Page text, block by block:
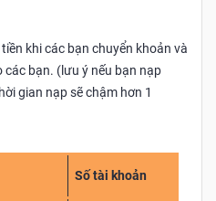
khi các bạn chuyển khoản và
bạn. (lưu ý nếu bạn nạp
gian nạp sẽ chậm hơn 1
Số tài khoản